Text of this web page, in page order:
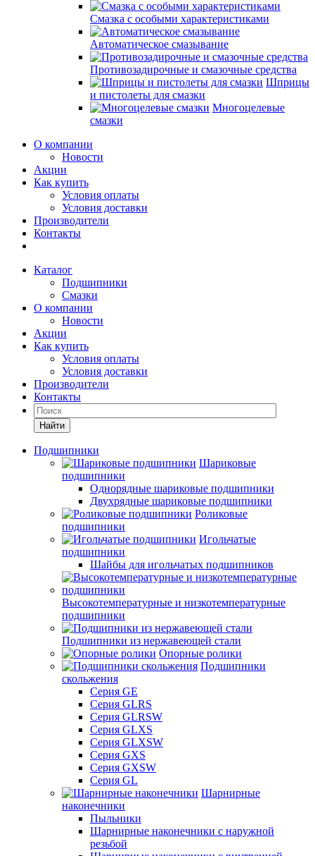
Смазка с особыми характеристиками
Автоматическое смазывание
Противозадирочные и смазочные средства
Шприцы
и пистолеты для смазки
Многоцелевые
смазки
О компании
Новости
Акции
Как купить
Условия оплаты
Условия доставки
Производители
Контакты
Каталог
Подшипники
Смазки
О компании
Новости
Акции
Как купить
Условия оплаты
Условия доставки
Производители
Контакты
Найти
Подшипники
Шариковые
подшипники
Однорядные шариковые подшипники
Двухрядные шариковые подшипники
Роликовые
подшипники
Игольчатые
подшипники
Шайбы для игольчатых подшипников
Высокотемпературные и низкотемпературные
подшипники
Подшипники из нержавеющей стали
Опорные ролики
Подшипники
скольжения
Серия GE
Серия GLRS
Серия GLRSW
Серия GLXS
Серия GLXSW
Серия GXS
Серия GXSW
Серия GL
Шарнирные
наконечники
Пыльники
Шарнирные наконечники с наружной
резьбой